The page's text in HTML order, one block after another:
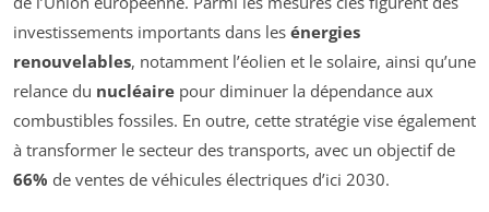
investissements importants dans les énergies
renouvelables, notamment l’éolien et le solaire, ainsi qu’une
relance du nucléaire pour diminuer la dépendance aux
combustibles fossiles. En outre, cette stratégie vise également
à transformer le secteur des transports, avec un objectif de
66% de ventes de véhicules électriques d’ici 2030.